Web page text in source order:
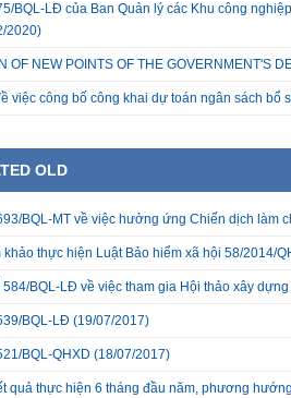
BQL-LĐ của Ban Quản lý các Khu công
2020)
OF NEW POINTS OF THE GOVERNMENT'S
việc công bố công khai dự toán ngân sách
OLD
BQL-MT về việc hưởng ứng Chiến dịch làm
khảo thực hiện Luật Bảo hiểm xã hội 58/2014/
BQL-LĐ về việc tham gia Hội thảo xây
BQL-LĐ (19/07/2017)
BQL-QHXD (18/07/2017)
quả thực hiện 6 tháng đầu năm, phương